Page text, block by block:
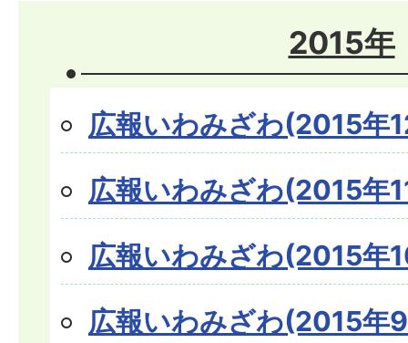
2015年
広報いわみざわ(2015年
広報いわみざわ(2015年
広報いわみざわ(2015年
広報いわみざわ(2015年